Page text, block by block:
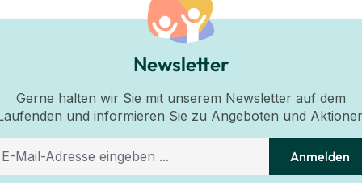
Newsletter
Gerne halten wir Sie mit unserem Newsletter auf dem
und informieren Sie zu Angeboten und
Anmelden